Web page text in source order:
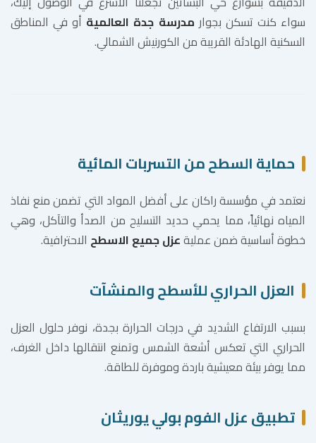
سواء كنت تسكن بجوار مدرسة جدة العالمية أو في المناطق
السكنية الهادئة القريبة من الكورنيش الشمالي.
حماية السطح من التسربات المائية
نعتمد في مؤسسة راكان على أفضل المواد التي تضمن منع نفاذ
المياه نهائياً، مما يحمي حديد التسليح من الصدأ والتآكل، وهي
خطوة أساسية ضمن عمليةعزل جميع الاسطح الاحترافية.
العزل الحراري للأسطح والمنشآت
بسبب الارتفاع الشديد في درجات الحرارة بجدة، نوفر حلول العزل
الحراري التي تعكس أشعة الشمس وتمنع انتقالها داخل الغرف،
مما يوفر بيئة معيشية باردة وموفرة للطاقة.
تطبيق عزل الفوم بولي يوريثان